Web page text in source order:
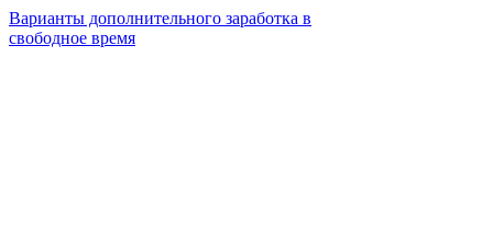
Варианты дополнительного заработка в
свободное время